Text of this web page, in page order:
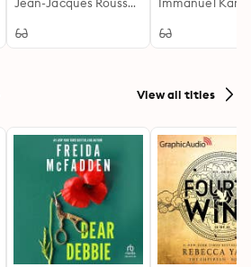
View all titles